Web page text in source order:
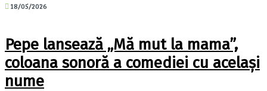
18/05/2026
Pepe lansează „Mă mut la mama”,
coloana sonoră a comediei cu același
nume